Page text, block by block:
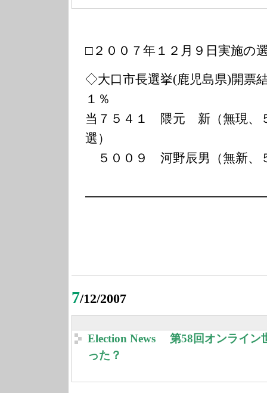
□２００７年１２月９日実施の
◇大口市長選挙(鹿児島県)開票
１％
当７５４１ 隈元 新（無現、
選）
５００９ 河野辰男（無新、
7/12/2007
Election News 第58回オンライン
った？